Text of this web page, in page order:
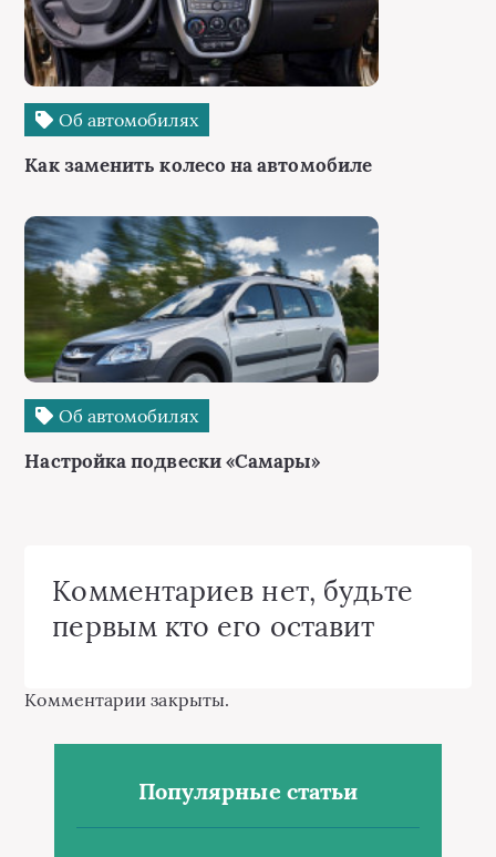
Об автомобилях
Как заменить колесо на автомобиле
Об автомобилях
Настройка подвески «Самары»
Комментариев нет, будьте
первым кто его оставит
Комментарии закрыты.
Популярные статьи